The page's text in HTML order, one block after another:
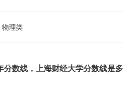
物理类
分数线，上海财经大学分数线是多